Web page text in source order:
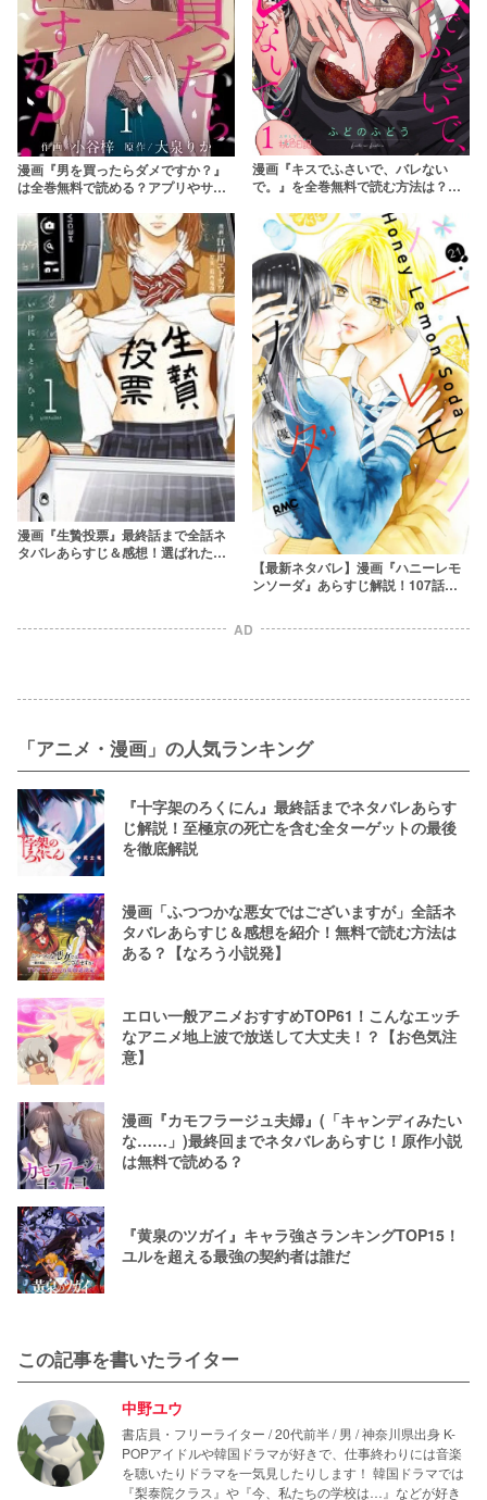
漫画『男を買ったらダメですか？』
は全巻無料で読める？アプリやサー
漫画『キスでふさいで、バレない
で。』を全巻無料で読む方法は？読
漫画『生贄投票』最終話まで全話ネ
タバレあらすじ＆感想！選ばれた人
【最新ネタバレ】漫画『ハニーレモ
ンソーダ』あらすじ解説！107話で
AD
「アニメ・漫画」の人気ランキング
『十字架のろくにん』最終話までネタバレあらす
じ解説！至極京の死亡を含む全ターゲットの最後
を徹底解説
漫画「ふつつかな悪女ではございますが」全話ネ
タバレあらすじ＆感想を紹介！無料で読む方法は
ある？【なろう小説発】
エロい一般アニメおすすめTOP61！こんなエッチ
なアニメ地上波で放送して大丈夫！？【お色気注
意】
漫画『カモフラージュ夫婦』(「キャンディみたい
な……」)最終回までネタバレあらすじ！原作小説
は無料で読める？
『黄泉のツガイ』キャラ強さランキングTOP15！
ユルを超える最強の契約者は誰だ
この記事を書いたライター
中野ユウ
書店員・フリーライター / 20代前半 / 男 / 神奈川県出身 K-
POPアイドルや韓国ドラマが好きで、仕事終わりには音楽
を聴いたりドラマを一気見したりします！ 韓国ドラマでは
『梨泰院クラス』や『今、私たちの学校は…』などが好き